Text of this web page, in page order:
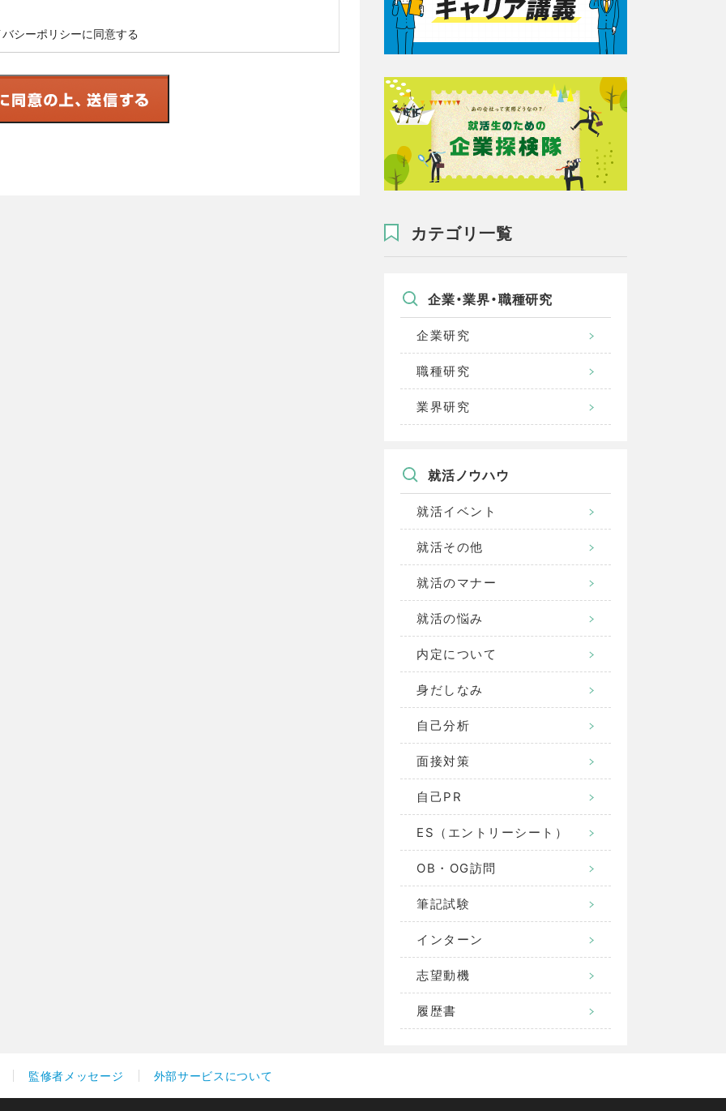
シーポリシーに同意する
カテゴリ一覧
企業・業界・職種研究
企業研究
職種研究
業界研究
就活ノウハウ
就活イベント
就活その他
就活のマナー
就活の悩み
内定について
身だしなみ
自己分析
面接対策
自己PR
ES（エントリーシート）
OB・OG訪問
筆記試験
インターン
志望動機
履歴書
監修者メッセージ 外部サービスについて